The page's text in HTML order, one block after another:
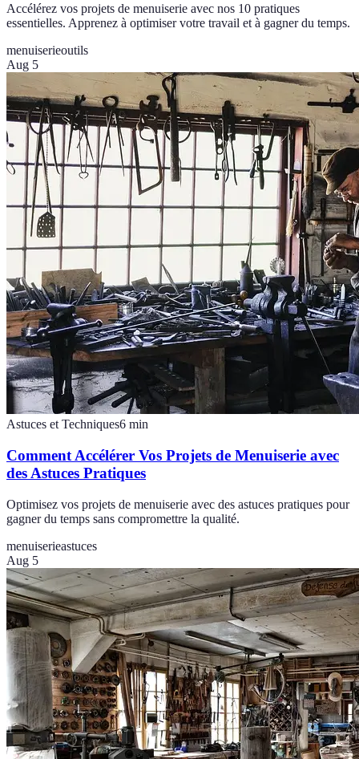
Accélérez vos projets de menuiserie avec nos 10 pratiques
essentielles. Apprenez à optimiser votre travail et à gagner du temps.
menuiserieoutils
Aug 5
Astuces et Techniques6 min
Comment Accélérer Vos Projets de Menuiserie avec
des Astuces Pratiques
Optimisez vos projets de menuiserie avec des astuces pratiques pour
gagner du temps sans compromettre la qualité.
menuiserieastuces
Aug 5